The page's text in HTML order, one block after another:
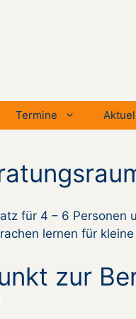
Termine
für 4 – 6 Personen
lernen für
zur